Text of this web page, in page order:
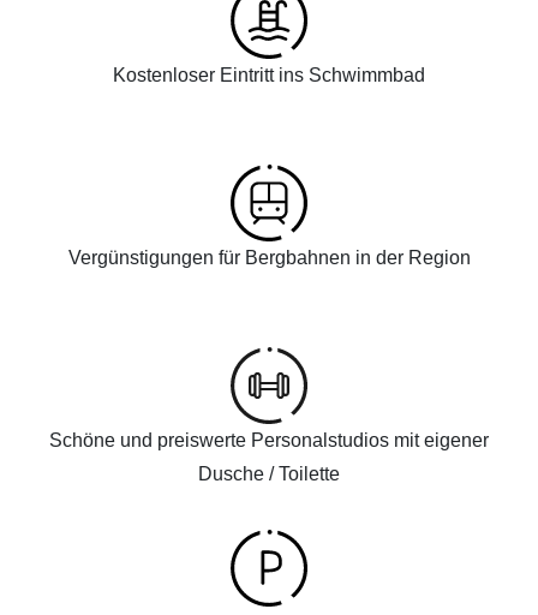
Kostenloser Eintritt ins Schwimmbad
Vergünstigungen für Bergbahnen in der Region
Schöne und preiswerte Personalstudios mit eigener
Dusche / Toilette